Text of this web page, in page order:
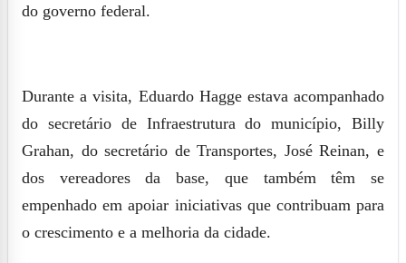
do governo federal.
Durante a visita, Eduardo Hagge estava acompanhado
do secretário de Infraestrutura do município, Billy
Grahan, do secretário de Transportes, José Reinan, e
dos vereadores da base, que também têm se
empenhado em apoiar iniciativas que contribuam para
o crescimento e a melhoria da cidade.